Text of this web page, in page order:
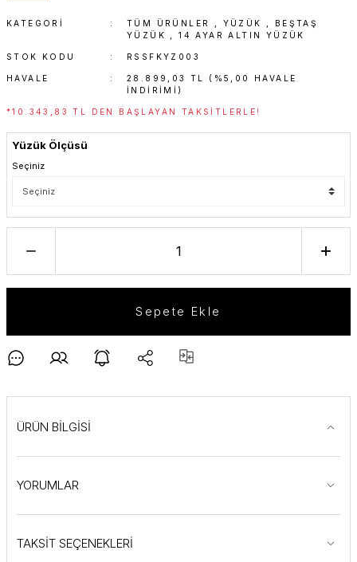
KATEGORI TÜM ÜRÜNLER YÜZÜK
BEŞTAŞ
YÜZÜK
,14 AYAR ALTIN YÜZÜK
STOK KODU RSSFKYZ003
HAVALE
28.899,03 TL (%5,00 HAVALE
INDIRIMI)
*10.343,83 TL DEN BAŞLAYAN TAKSITLERLE!
Yüzük Ölçüsü
Seçiniz
Sepete Ekle
ÜRÜN BİLGİSİ
YORUMLAR
TAKSİT SEÇENEKLERİ